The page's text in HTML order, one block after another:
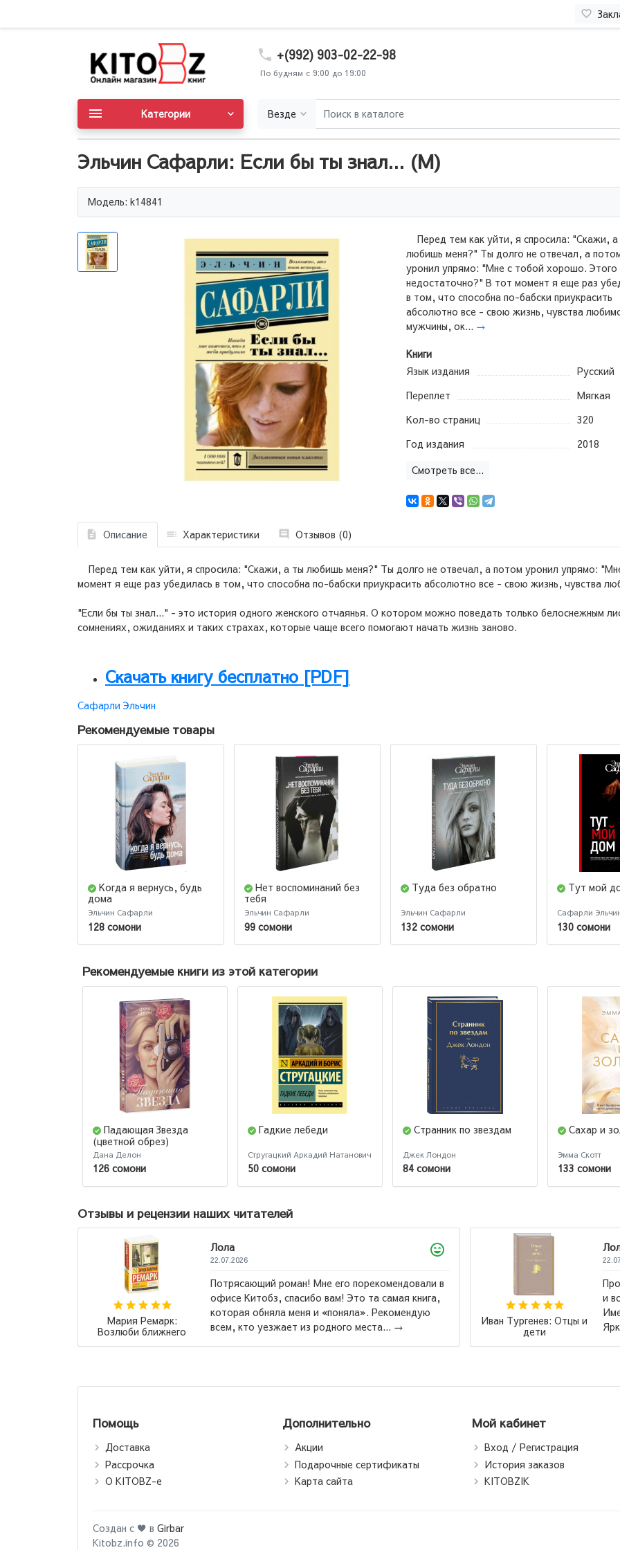
+(992) 903-02-22-98
По будням с 9:00 до 19:00
Везде
Категории
Эльчин Сафарли: Если бы ты знал... (М)
Модель: k14841
Перед тем как уйти, я спросила: "Скажи, а
любишь меня?" Ты долго не отвечал, а
уронил упрямо: "Мне с тобой хорошо. Этого
недостаточно?" В тот момент я еще раз
в том, что способна по-бабски приукрасить
абсолютно все - свою жизнь, чувства
мужчины, ок... →
Книги
Язык издания
Русский
Переплет
Мягкая
Кол-во страниц
320
Год издания
2018
Смотреть все...
Описание Характеристики Отзывов (0)
Перед тем как уйти, я спросила: "Скажи, а ты любишь меня?" Ты долго не отвечал, а потом уронил упрямо:
момент я еще раз убедилась в том, что способна по-бабски приукрасить абсолютно все - свою жизнь, чувства
"Если бы ты знал..." - это история одного женского отчаянья. О котором можно поведать только белоснежным
сомнениях, ожиданиях и таких страхах, которые чаще всего помогают начать жизнь заново.
Скачать книгу бесплатно [PDF]
Сафарли Эльчин
Рекомендуемые товары
Когда я вернусь, будь
дома
Эльчин Сафарли
128 сомони
Нет воспоминаний без
тебя
Эльчин Сафарли
99 сомони
Туда без обратно
Эльчин Сафарли
132 сомони
Тут мой
Сафарли
130 сомони
Рекомендуемые книги из этой категории
Падающая Звезда
(цветной обрез)
Дана Делон
126 сомони
Гадкие лебеди
Стругацкий Аркадий Натанович
50 сомони
Странник по звездам
Джек Лондон
84 сомони
Сахар и
Эмма Скотт
133 сомони
Отзывы и рецензии наших читателей
Иван Тургенев: Отцы и
дети
Произведение к которому хочется возвращаться
и возвращаться. Замечательное издание, кстати!
Именно с этой книги начала коллекционировать
Яркие Страницы. Удобный шрифт для...
Маас Сара
Стеклянный
Помощь
Доставка
Рассрочка
О KITOBZ-е
Дополнительно
Акции
Подарочные сертификаты
Карта сайта
Мой кабинет
Вход / Регистрация
История заказов
KITOBZIK
Создан с ♥ в Girbar
Kitobz.info © 2026